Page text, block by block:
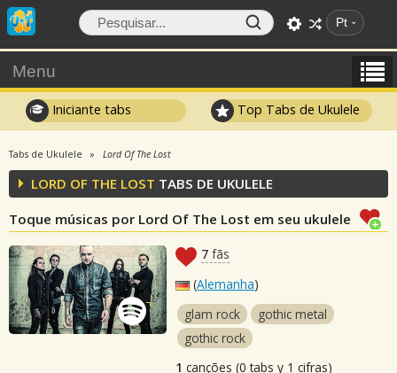
Pt
Menu
Iniciante tabs Top Tabs de Ukulele
Tabs de Ukulele Lord Of The Lost
LORD OF THE LOST TABS DE UKULELE
Toque músicas por Lord Of The Lost em seu ukulele
7 fãs
(Alemanha)
glam rock
gothic metal
gothic rock
1 canções (0 tabs y 1 cifras)